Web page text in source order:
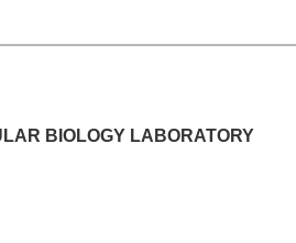
BIOLOGY LABORATORY